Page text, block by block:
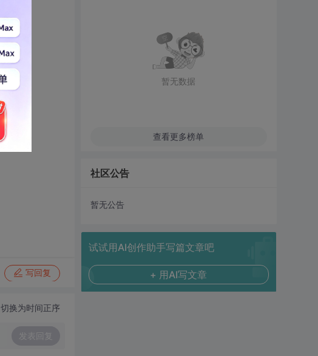
写回复
切换为时间正序
发表回复
暂无数据
查看更多榜单
社区公告
暂无公告
试试用AI创作助手写篇文章吧
+ 用AI写文章